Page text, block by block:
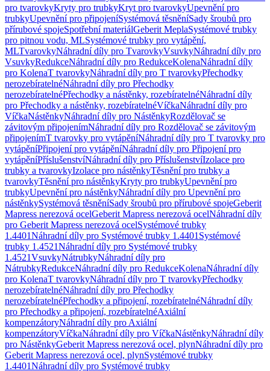
pro tvarovkyKryty pro trubkyKryt pro tvarovkyUpevnění pro
trubkyUpevnění pro připojeníSystémová těsněníSady šroubů pro
přírubové spojeSpotřební materiálGeberit MeplaSystémové trubky
pro pitnou vodu, MLSystémové trubky pro vytápění,
MLTvarovkyNáhradní díly pro TvarovkyVsuvkyNáhradní díly pro
VsuvkyRedukceNáhradní díly pro RedukceKolenaNáhradní díly
pro KolenaT tvarovkyNáhradní díly pro T tvarovkyPřechodky
nerozebíratelnéNáhradní díly pro Přechodky
nerozebíratelnéPřechodky a nástěnky, rozebíratelnéNáhradní díly
pro Přechodky a nástěnky, rozebíratelnéVíčkaNáhradní díly pro
VíčkaNástěnkyNáhradní díly pro NástěnkyRozdělovač se
závitovým připojenímNáhradní díly pro Rozdělovač se závitovým
připojenímT tvarovky pro vytápěníNáhradní díly pro T tvarovky pro
vytápěníPřipojení pro vytápěníNáhradní díly pro Připojení pro
vytápěníPříslušenstvíNáhradní díly pro PříslušenstvíIzolace pro
trubky a tvarovkyIzolace pro nástěnkyTěsnění pro trubky a
tvarovkyTěsnění pro nástěnkyKryty pro trubkyUpevnění pro
trubkyUpevnění pro nástěnkyNáhradní díly pro Upevnění pro
nástěnkySystémová těsněníSady šroubů pro přírubové spojeGeberit
Mapress nerezová ocelGeberit Mapress nerezová ocelNáhradní díly
pro Geberit Mapress nerezová ocelSystémové trubky
1.4401Náhradní díly pro Systémové trubky 1.4401 Systémové
trubky 1.4521Náhradní díly pro Systémové trubky
1.4521VsuvkyNátrubkyNáhradní díly pro
NátrubkyRedukceNáhradní díly pro RedukceKolenaNáhradní díly
pro KolenaT tvarovkyNáhradní díly pro T tvarovkyPřechodky
nerozebíratelnéNáhradní díly pro Přechodky
nerozebíratelnéPřechodky a připojení, rozebíratelnéNáhradní díly
pro Přechodky a připojení, rozebíratelnéAxiální
kompenzátoryNáhradní díly pro Axiální
kompenzátoryVíčkaNáhradní díly pro VíčkaNástěnkyNáhradní díly
pro NástěnkyGeberit Mapress nerezová ocel, plynNáhradní díly pro
Geberit Mapress nerezová ocel, plynSystémové trubky
1.4401Náhradní díly pro Systémové trubky